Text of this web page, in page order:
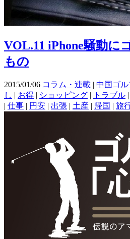
VOL.11 iPhone騒動に
もの
2015/01/06 コラム・連載 | 中国ゴ
し | お得 | ショッピング | トラブル |
| 仕事 | 円安 | 出張 | 土産 | 帰国 | 旅